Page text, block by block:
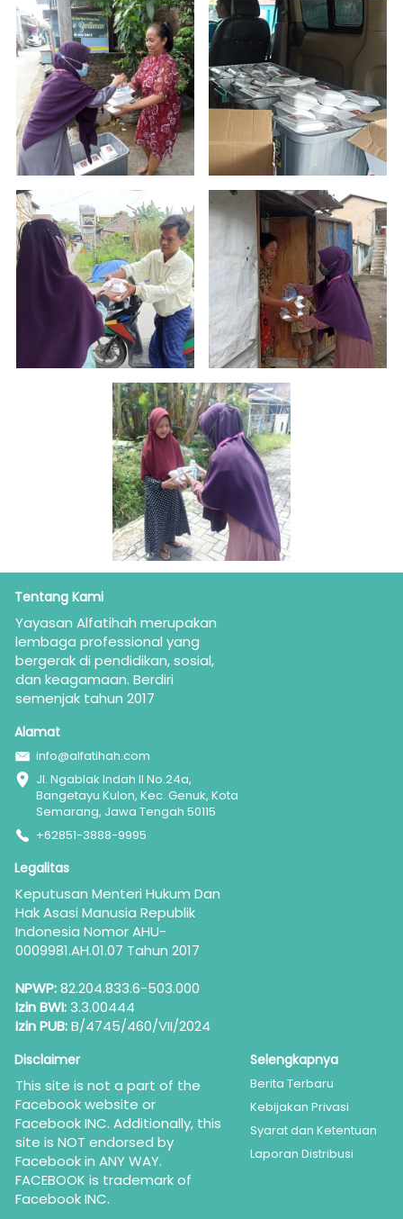
Tentang Kami
Yayasan Alfatihah merupakan
lembaga professional yang
bergerak di pendidikan, sosial,
dan keagamaan. Berdiri
semenjak tahun 2017
Alamat
info@alfatihah.com
Jl. Ngablak Indah II No.24a,
Bangetayu Kulon, Kec. Genuk, Kota
Semarang, Jawa Tengah 50115
+62851-3888-9995
Legalitas
Keputusan Menteri Hukum Dan
Hak Asasi Manusia Republik
Indonesia Nomor AHU-
0009981.AH.01.07 Tahun 2017
NPWP: 82.204.833.6-503.000
Izin BWI: 3.3.00444
Izin PUB: B/4745/460/VII/2024
Disclaimer
This site is not a part of the
Facebook website or
Facebook INC. Additionally, this
site is NOT endorsed by
Facebook in ANY WAY.
FACEBOOK is trademark of
Facebook INC.
Selengkapnya
Berita Terbaru
Kebijakan Privasi
Syarat dan Ketentuan
Laporan Distribusi